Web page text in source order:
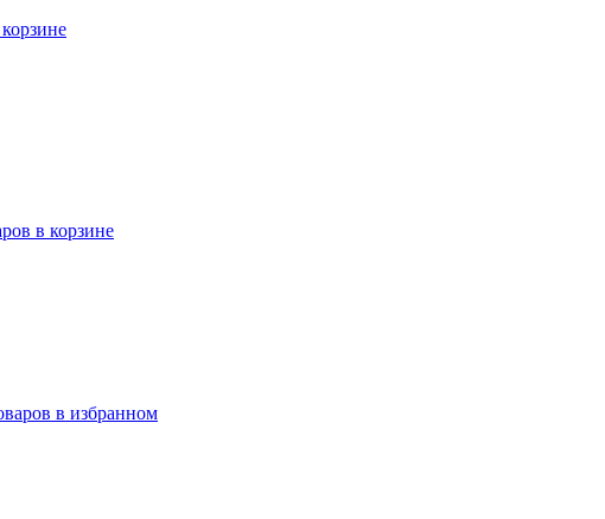
в корзине
в избранном